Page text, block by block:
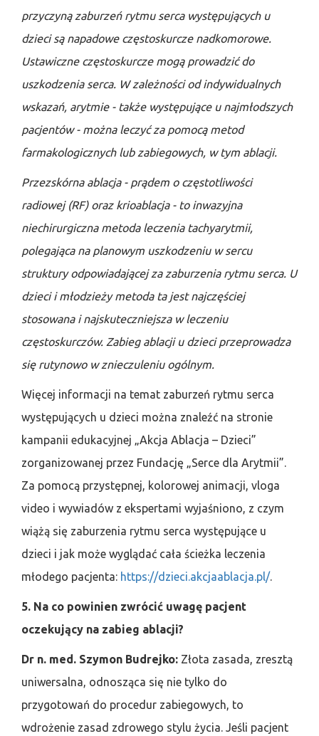
przyczyną zaburzeń rytmu serca występujących u
dzieci są napadowe częstoskurcze nadkomorowe.
Ustawiczne częstoskurcze mogą prowadzić do
uszkodzenia serca. W zależności od indywidualnych
wskazań, arytmie - także występujące u najmłodszych
pacjentów - można leczyć za pomocą metod
farmakologicznych lub zabiegowych, w tym ablacji.
Przezskórna ablacja - prądem o częstotliwości
radiowej (RF) oraz krioablacja - to inwazyjna
niechirurgiczna metoda leczenia tachyarytmii,
polegająca na planowym uszkodzeniu w sercu
struktury odpowiadającej za zaburzenia rytmu serca. U
dzieci i młodzieży metoda ta jest najczęściej
stosowana i najskuteczniejsza w leczeniu
częstoskurczów. Zabieg ablacji u dzieci przeprowadza
się rutynowo w znieczuleniu ogólnym.
Więcej informacji na temat zaburzeń rytmu serca
występujących u dzieci można znaleźć na stronie
kampanii edukacyjnej „Akcja Ablacja – Dzieci”
zorganizowanej przez Fundację „Serce dla Arytmii”.
Za pomocą przystępnej, kolorowej animacji, vloga
video i wywiadów z ekspertami wyjaśniono, z czym
wiążą się zaburzenia rytmu serca występujące u
dzieci i jak może wyglądać cała ścieżka leczenia
młodego pacjenta: https://dzieci.akcjaablacja.pl/.
5. Na co powinien zwrócić uwagę pacjent
oczekujący na zabieg ablacji?
Dr n. med. Szymon Budrejko: Złota zasada, zresztą
uniwersalna, odnosząca się nie tylko do
przygotowań do procedur zabiegowych, to
wdrożenie zasad zdrowego stylu życia. Jeśli pacjent